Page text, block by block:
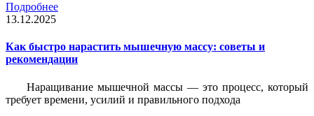
Подробнее
13.12.2025
Как быстро нарастить мышечную массу: советы и
рекомендации
Наращивание мышечной массы — это процесс, который
требует времени, усилий и правильного подхода